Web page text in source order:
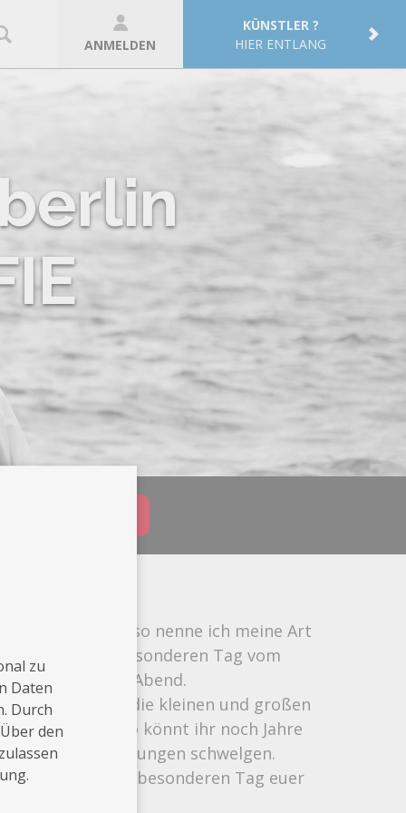
ANMELDEN
KÜNSTLER ?
HIER ENTLANG
so nenne ich meine Art
eurem ganz besonderen Tag vom
Dance' am Abend.
ich die kleinen und großen
festzuhalten. So könnt ihr noch Jahre
in den Erinnerungen schwelgen.
an eurem ganz besonderen Tag euer
zu
Daten
Durch
den